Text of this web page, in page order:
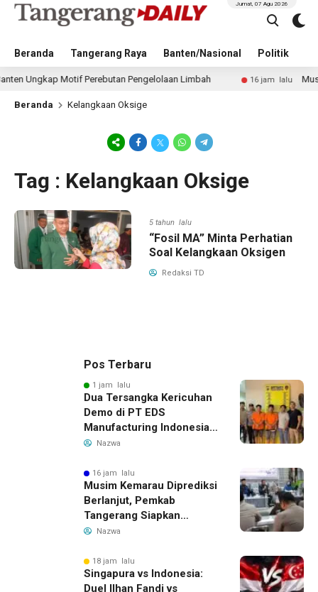
Beranda Tangerang Raya Banten/Nasional Politik
Jumat, 07 Agu 2026
Ungkap Motif Perebutan Pengelolaan Limbah 16 jam lalu Musim
Beranda Kelangkaan Oksige
Tag : Kelangkaan Oksige
5 tahun lalu
“Fosil MA” Minta Perhatian
Soal Kelangkaan Oksigen
Redaksi TD
Pos Terbaru
1 jam lalu
Dua Tersangka Kericuhan
Demo di PT EDS
Manufacturing Indonesia
Ditahan, Polda Banten
Pengelolaan Limbah
Nazwa
16 jam lalu
Musim Kemarau Diprediksi
Berlanjut, Pemkab
Tangerang Siapkan
Langkah Antisipasi Krisis
Nazwa
18 jam lalu
Singapura vs Indonesia:
Duel Ilhan Fandi vs